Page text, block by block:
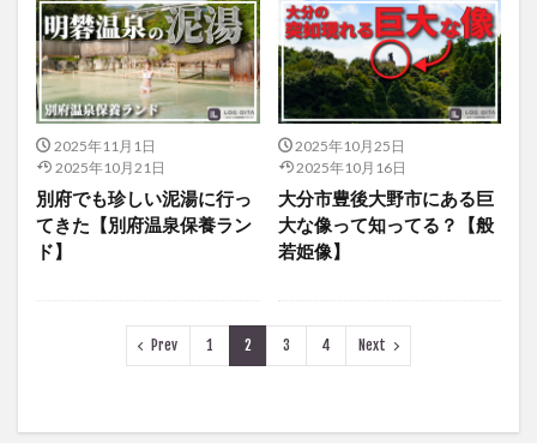
2025年11月1日
2025年10月21日
別府でも珍しい泥湯に行っ
てきた【別府温泉保養ラン
ド】
2025年10月25日
2025年10月16日
大分市豊後大野市にある巨
大な像って知ってる？【般
若姫像】
Prev 1 2 3 4 Next